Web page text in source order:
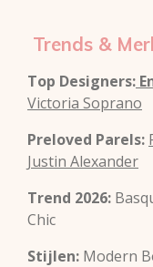
Trends &
Top Designers:
Victoria Soprano
Preloved Parels:
Justin Alexander
Trend 2026:
Chic
Stijlen: Modern